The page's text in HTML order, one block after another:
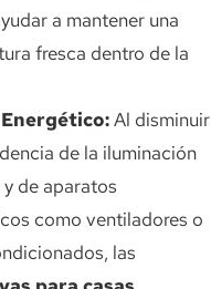
a mantener una
fresca dentro de la
Al disminuir
de la iluminación
de aparatos
como ventiladores o
las